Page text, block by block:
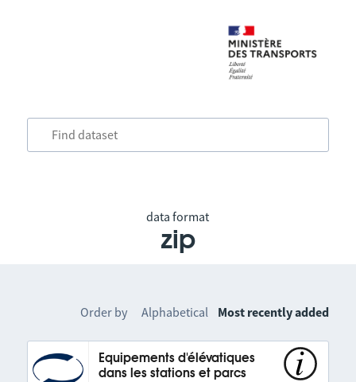
data format
zip
Order by Alphabetical Most recently added
Equipements d'élévatiques
dans les stations et parcs